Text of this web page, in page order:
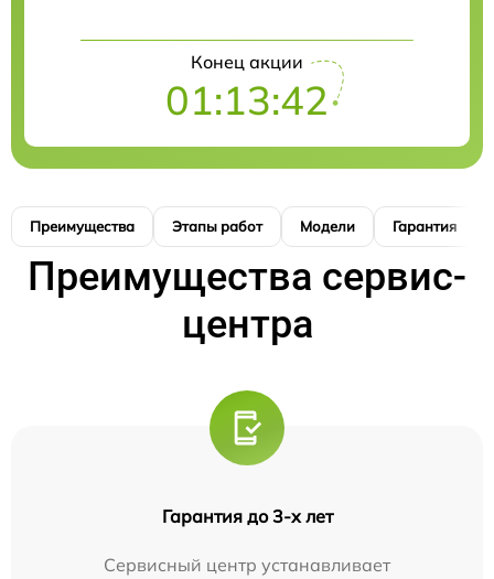
Конец акции
01:13:41
Преимущества Этапы работ Модели Гарантия
Преимущества сервис-
центра
Гарантия до 3-х лет
Сервисный центр устанавливает